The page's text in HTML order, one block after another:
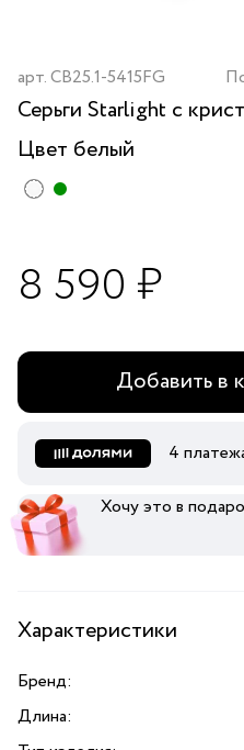
арт.CB25.1-5415FG
Серьги Starlight с
Цвет белый
8 590 ₽
Добавить в
4
Хочу это в
Характеристики
Бренд:
Длина: